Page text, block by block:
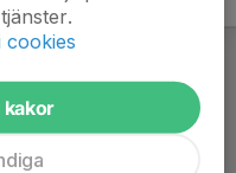
cookies
kakor